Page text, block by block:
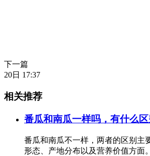
下一篇
20日 17:37
相关推荐
番瓜和南瓜一样吗，有什么区
番瓜和南瓜不一样，两者的区别主
形态、产地分布以及营养价值方面